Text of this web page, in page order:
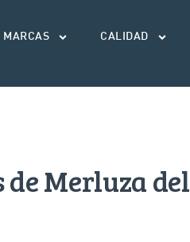
MARCAS CALIDAD
Merluza del